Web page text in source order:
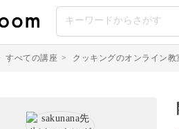
すべての講座 > クッキングのオンライン教